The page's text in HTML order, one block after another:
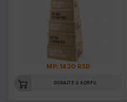
MP: 1420 RSD
DODAJTE U KORPU